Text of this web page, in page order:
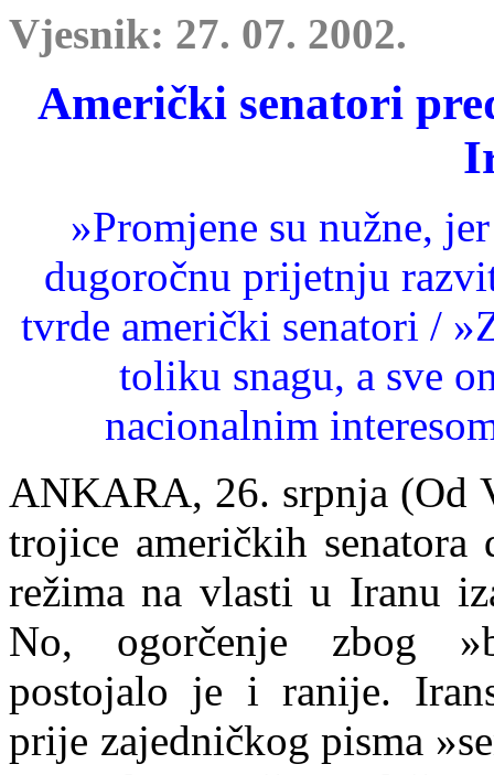
Vjesnik: 27. 07. 2002.
Američki senatori
»Promjene su nužne,
dugoročnu prijetnju
tvrde američki senatori /
toliku snagu, a sve
nacionalnim
ANKARA, 26. srpnja (Od
trojice američkih senatora
režima na vlasti u Iranu
No, ogorčenje zbog
postojalo je i ranije.
prije zajedničkog pisma